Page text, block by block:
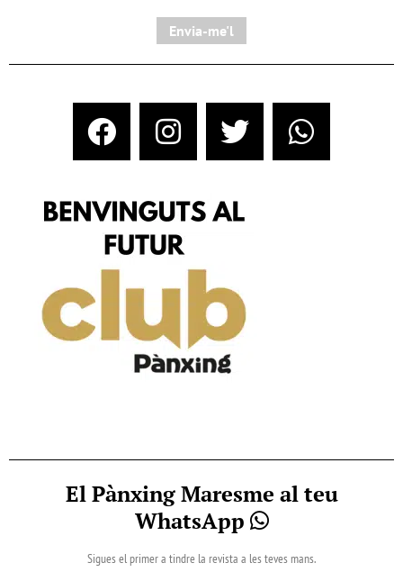
Envia-me'l
El Pànxing Maresme al teu
WhatsApp
Sigues el primer a tindre la revista a les teves mans.